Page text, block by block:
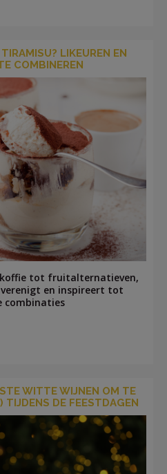
LIKEUREN EN
COMBINEREN
koffie tot fruitalternatieven,
en inspireert tot
combinaties
WITTE WIJNEN OM TE
TIJDENS DE FEESTDAGEN